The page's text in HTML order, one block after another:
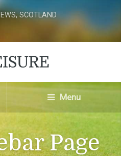
SCOTLAND
Menu
Page